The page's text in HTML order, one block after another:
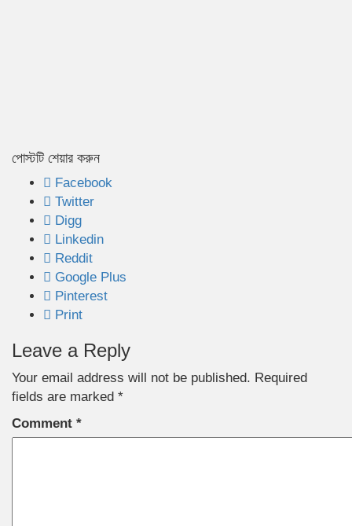
পোস্টটি শেয়ার করুন
Facebook
Twitter
Digg
Linkedin
Reddit
Google Plus
Pinterest
Print
Leave a Reply
Your email address will not be published. Required
fields are marked *
Comment *